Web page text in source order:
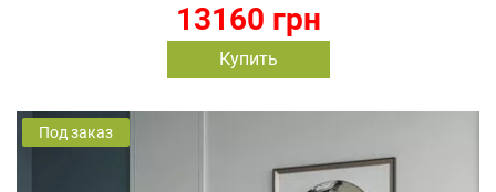
13160 грн
Купить
Под заказ